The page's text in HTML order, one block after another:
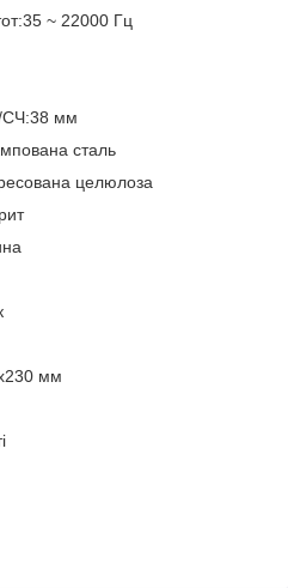
~ 22000 Гц
СЧ:38 мм
сталь
целюлоза
мм